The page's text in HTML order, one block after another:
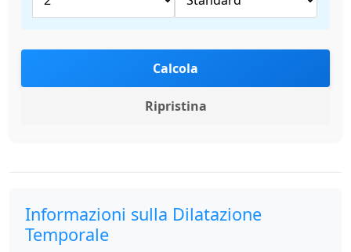
Calcola
Ripristina
Informazioni sulla Dilatazione
Temporale